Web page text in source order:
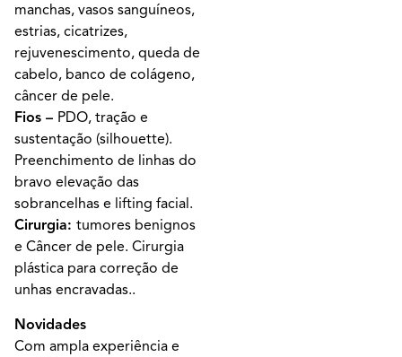
manchas, vasos sanguíneos,
estrias, cicatrizes,
rejuvenescimento, queda de
cabelo, banco de colágeno,
câncer de pele.
Fios – PDO, tração e
sustentação (silhouette).
Preenchimento de linhas do
bravo elevação das
sobrancelhas e lifting facial.
Cirurgia: tumores benignos
e Câncer de pele. Cirurgia
plástica para correção de
unhas encravadas..
Novidades
Com ampla experiência e